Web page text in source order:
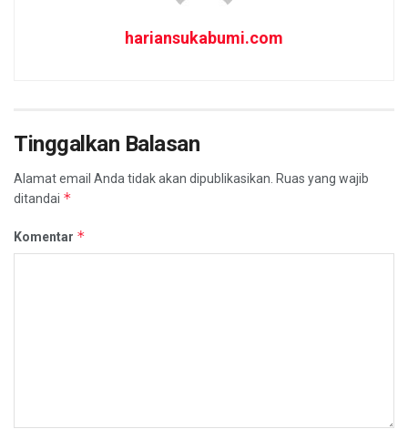
hariansukabumi.com
Tinggalkan Balasan
Alamat email Anda tidak akan dipublikasikan. Ruas yang wajib
ditandai *
Komentar *